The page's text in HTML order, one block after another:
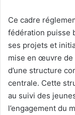
Ce cadre
fédération puisse
ses projets et
mise en œuvre de
d’une structure
centrale. Cette
au suivi des
l’engagement du